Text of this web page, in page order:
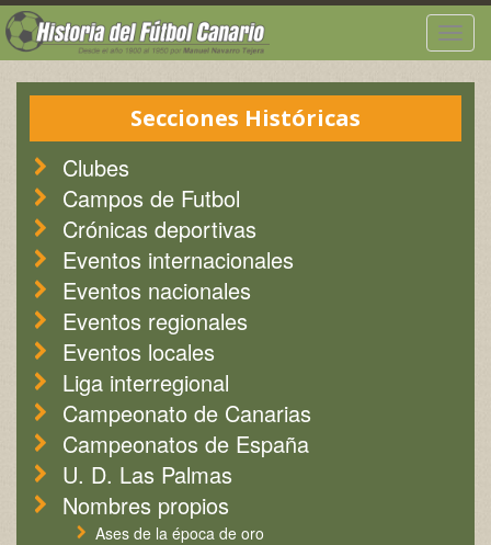
Secciones Históricas
Clubes
Campos de Futbol
Crónicas deportivas
Eventos internacionales
Eventos nacionales
Eventos regionales
Eventos locales
Liga interregional
Campeonato de Canarias
Campeonatos de España
U. D. Las Palmas
Nombres propios
Ases de la época de oro